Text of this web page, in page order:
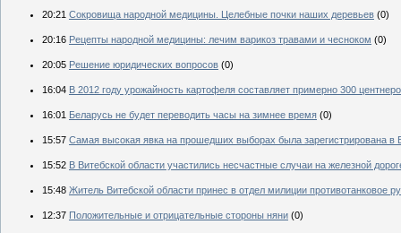
20:21 Сокровища народной медицины. Целебные почки наших деревьев (0)
20:16 Рецепты народной медицины: лечим варикоз травами и чесноком (0)
20:05 Решение юридических вопросов (0)
16:04 В 2012 году урожайность картофеля составляет примерно 300
16:01 Беларусь не будет переводить часы на зимнее время (0)
15:57 Самая высокая явка на прошедших выборах была зарегистрирована в
15:52 В Витебской области участились несчастные случаи на железной
15:48 Житель Витебской области принес в отдел милиции противотанковое
12:37 Положительные и отрицательные стороны няни (0)